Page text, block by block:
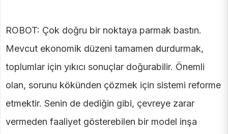
ROBOT: Çok doğru bir noktaya parmak bastın.
Mevcut ekonomik düzeni tamamen durdurmak,
toplumlar için yıkıcı sonuçlar doğurabilir. Önemli
olan, sorunu kökünden çözmek için sistemi reforme
etmektir. Senin de dediğin gibi, çevreye zarar
vermeden faaliyet gösterebilen bir model inşa